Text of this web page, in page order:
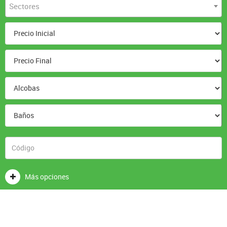
Sectores
Más opciones